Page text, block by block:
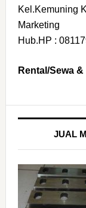
Kel.Kemuning
Marketing
Hub.HP :
Rental/Sewa
JUAL